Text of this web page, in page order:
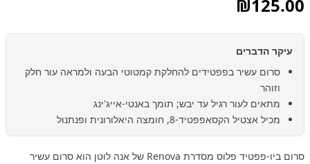
₪125.00
עיקר הדברים
סרום עשיר בפפטידים להחלקת קמטוטי הבעה ולמראה עור חלק
וזוהר
מתאים לעור רגיל עד יבש; תומך באנטי-אייג'ינג
מכיל אצטיל הקסאפפטיד-8, חומצה היאלורונית ופנתנול
סרום ביו-פפטיד פלוס מסדרת Renova של אנה לוטן הוא סרום עשיר